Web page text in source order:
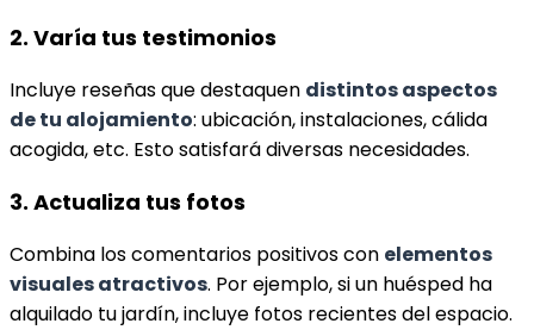
2. Varía tus testimonios
Incluye reseñas que destaquen distintos aspectos
de tu alojamiento: ubicación, instalaciones, cálida
acogida, etc. Esto satisfará diversas necesidades.
3. Actualiza tus fotos
Combina los comentarios positivos con elementos
visuales atractivos. Por ejemplo, si un huésped ha
alquilado tu jardín, incluye fotos recientes del espacio.